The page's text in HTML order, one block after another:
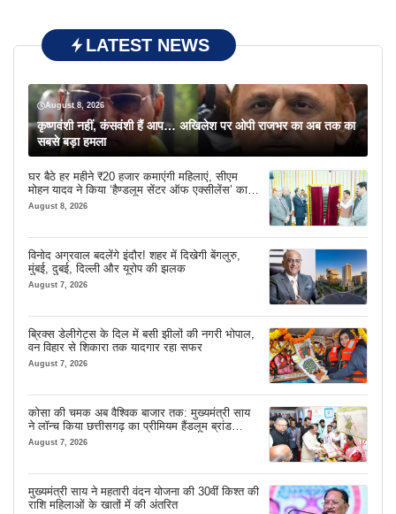
LATEST NEWS
August 8, 2026
कृष्णवंशी नहीं, कंसवंशी हैं आप… अखिलेश पर ओपी राजभर का अब तक का
सबसे बड़ा हमला
घर बैठे हर महीने ₹20 हजार कमाएंगी महिलाएं, सीएम
मोहन यादव ने किया ‘हैण्डलूम सेंटर ऑफ एक्सीलेंस’ का
शुभारंभ
August 8, 2026
विनोद अग्रवाल बदलेंगे इंदौर! शहर में दिखेगी बेंगलुरु,
मुंबई, दुबई, दिल्ली और यूरोप की झलक
August 7, 2026
ब्रिक्स डेलीगेट्स के दिल में बसी झीलों की नगरी भोपाल,
वन विहार से शिकारा तक यादगार रहा सफर
August 7, 2026
कोसा की चमक अब वैश्विक बाजार तक: मुख्यमंत्री साय
ने लॉन्च किया छत्तीसगढ़ का प्रीमियम हैंडलूम ब्रांड
‘कोशल फैब’
August 7, 2026
मुख्यमंत्री साय ने महतारी वंदन योजना की 30वीं किश्त की
राशि महिलाओं के खातों में की अंतरित